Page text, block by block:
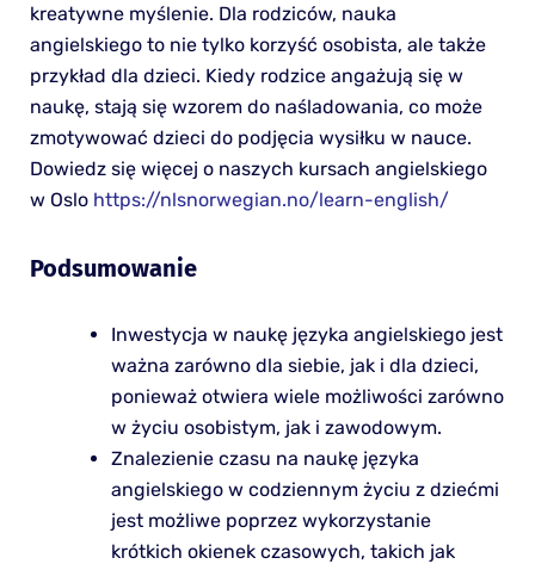
kreatywne myślenie. Dla rodziców, nauka
angielskiego to nie tylko korzyść osobista, ale także
przykład dla dzieci. Kiedy rodzice angażują się w
naukę, stają się wzorem do naśladowania, co może
zmotywować dzieci do podjęcia wysiłku w nauce.
Dowiedz się więcej o naszych kursach angielskiego
w Oslo https://nlsnorwegian.no/learn-english/
Podsumowanie
Inwestycja w naukę języka angielskiego jest
ważna zarówno dla siebie, jak i dla dzieci,
ponieważ otwiera wiele możliwości zarówno
w życiu osobistym, jak i zawodowym.
Znalezienie czasu na naukę języka
angielskiego w codziennym życiu z dziećmi
jest możliwe poprzez wykorzystanie
krótkich okienek czasowych, takich jak